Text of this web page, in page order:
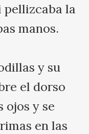
pellizcaba la
manos.
y su
el dorso
ojos y se
en las